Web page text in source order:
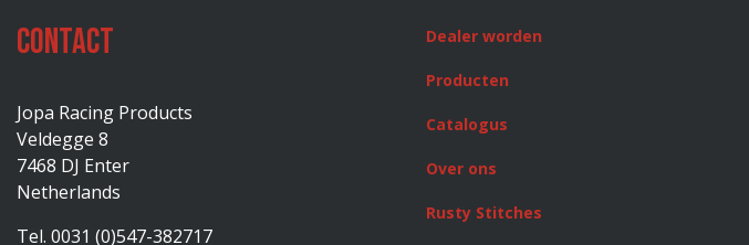
Contact
Jopa Racing Products
Veldegge 8
7468 DJ Enter
Netherlands
Tel. 0031 (0)547-382717
Dealer worden
Producten
Catalogus
Over ons
Rusty Stitches